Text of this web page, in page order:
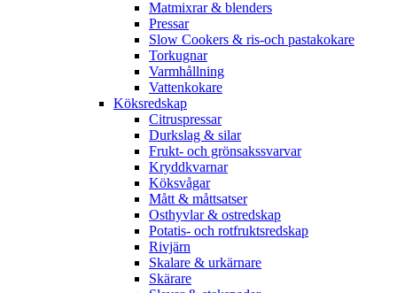
Matmixrar & blenders
Pressar
Slow Cookers & ris-och pastakokare
Torkugnar
Varmhållning
Vattenkokare
Köksredskap
Citruspressar
Durkslag & silar
Frukt- och grönsakssvarvar
Kryddkvarnar
Köksvågar
Mått & måttsatser
Osthyvlar & ostredskap
Potatis- och rotfruktsredskap
Rivjärn
Skalare & urkärnare
Skärare